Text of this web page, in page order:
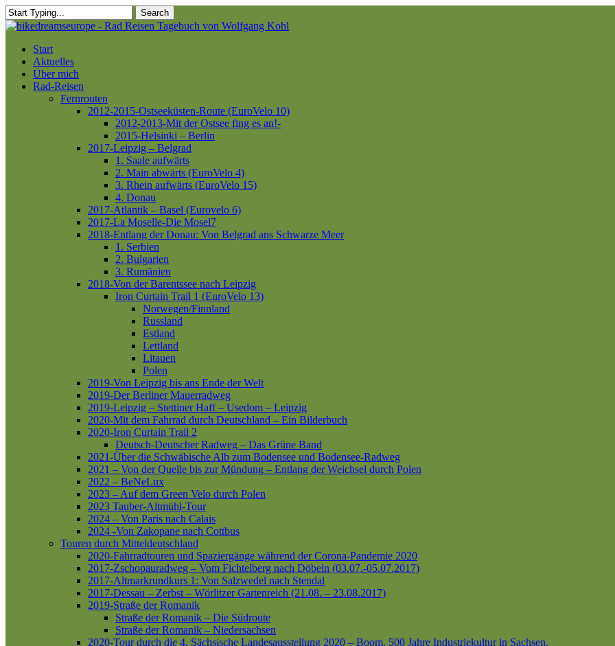
Skip
to
content
Search
Close
Menu
Start
Aktuelles
Über mich
Rad-Reisen
Fernrouten
2012-2015-Ostseeküsten-Route (EuroVelo 10)
2012-2013-Mit der Ostsee fing es an!-
2015-Helsinki – Berlin
2017-Leipzig – Belgrad
1. Saale aufwärts
2. Main abwärts (EuroVelo 4)
3. Rhein aufwärts (EuroVelo 15)
4. Donau
2017-Atlantik – Basel (Eurovelo 6)
2017-La Moselle-Die Mosel7
2018-Entlang der Donau: Von Belgrad ans Schwarze Meer
1. Serbien
2. Bulgarien
3. Rumänien
2018-Von der Barentssee nach Leipzig
Iron Curtain Trail 1 (EuroVelo 13)
Norwegen/Finnland
Russland
Estland
Lettland
Litauen
Polen
2019-Von Leipzig bis ans Ende der Welt
2019-Der Berliner Mauerradweg
2019-Leipzig – Stettiner Haff – Usedom – Leipzig
2020-Mit dem Fahrrad durch Deutschland – Ein Bilderbuch
2020-Iron Curtain Trail 2
Deutsch-Deutscher Radweg – Das Grüne Band
2021-Über die Schwäbische Alb zum Bodensee und Bodensee-Radweg
2021 – Von der Quelle bis zur Mündung – Entlang der Weichsel durch Polen
2022 – BeNeLux
2023 – Auf dem Green Velo durch Polen
2023 Tauber-Altmühl-Tour
2024 – Von Paris nach Calais
2024 -Von Zakopane nach Cottbus
Touren durch Mitteldeutschland
2020-Fahrradtouren und Spaziergänge während der Corona-Pandemie 2020
2017-Zschopauradweg – Vom Fichtelberg nach Döbeln (03.07.-05.07.2017)
2017-Altmarkrundkurs 1: Von Salzwedel nach Stendal
2017-Dessau – Zerbst – Wörlitzer Gartenreich (21.08. – 23.08.2017)
2019-Straße der Romanik
Straße der Romanik – Die Südroute
Straße der Romanik – Niedersachsen
2020-Tour durch die 4. Sächsische Landesausstellung 2020 – Boom. 500 Jahre Industriekultur in Sachsen.